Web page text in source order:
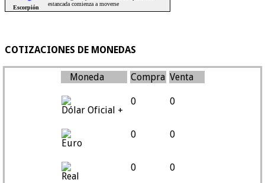
COTIZACIONES DE MONEDAS
Moneda Compra Venta
Dólar Oficial +
0 0
Euro
0 0
Real
0 0